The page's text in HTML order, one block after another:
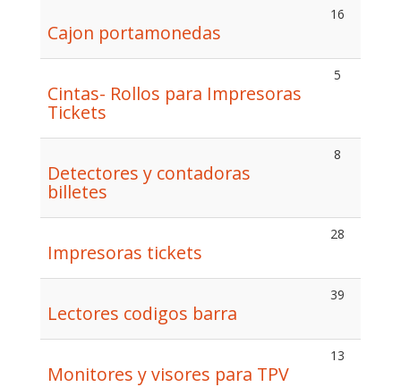
Cajon portamonedas
16
Cintas- Rollos para Impresoras
Tickets
5
Detectores y contadoras
billetes
8
Impresoras tickets
28
Lectores codigos barra
39
Monitores y visores para TPV
13